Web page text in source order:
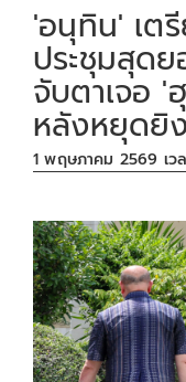
'อนุทิน' เต
ประชุมสุด
จับตาเจอ '
หลังหยุดยิง
1 พฤษภาคม 2569 เวล